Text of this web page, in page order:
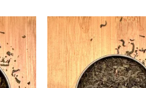
Add to
Wishlist